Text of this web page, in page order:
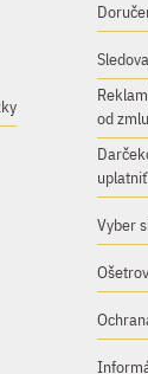
od
uplatniť
Vyber